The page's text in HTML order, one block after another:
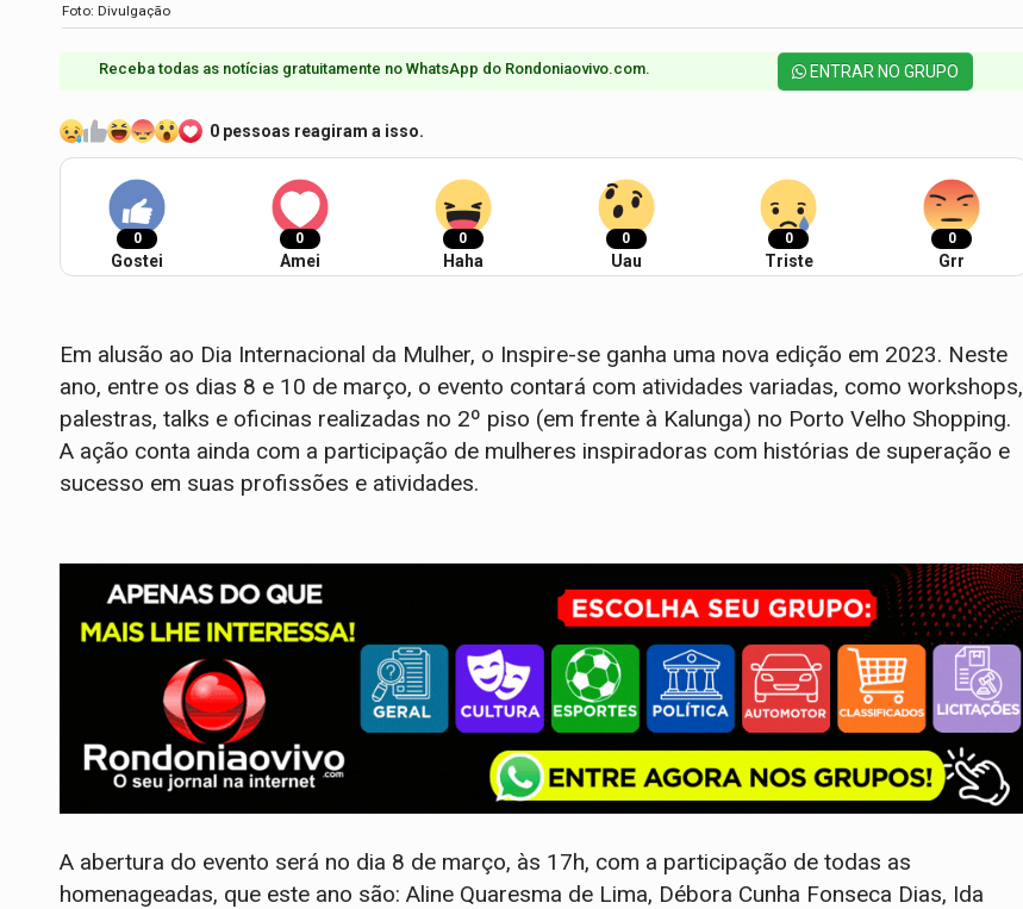
Foto: Divulgação
Receba todas as notícias gratuitamente no WhatsApp do Rondoniaovivo.com.​ ENTRAR NO GRUPO
0 pessoas reagiram a isso.
0
Gostei
0
Amei
0
Haha
0
Uau
0
Triste
0
Grr
Em alusão ao Dia Internacional da Mulher, o Inspire-se ganha uma nova edição em 2023. Neste
ano, entre os dias 8 e 10 de março, o evento contará com atividades variadas, como workshops,
palestras, talks e oficinas realizadas no 2º piso (em frente à Kalunga) no Porto Velho Shopping.
A ação conta ainda com a participação de mulheres inspiradoras com histórias de superação e
sucesso em suas profissões e atividades.
A abertura do evento será no dia 8 de março, às 17h, com a participação de todas as
homenageadas, que este ano são: Aline Quaresma de Lima, Débora Cunha Fonseca Dias, Ida